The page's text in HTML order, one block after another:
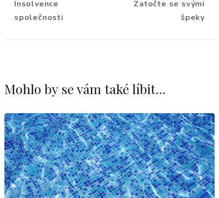
příspěvku
Insolvence
společnosti
Zatočte se svými
špeky
Mohlo by se vám také líbit...